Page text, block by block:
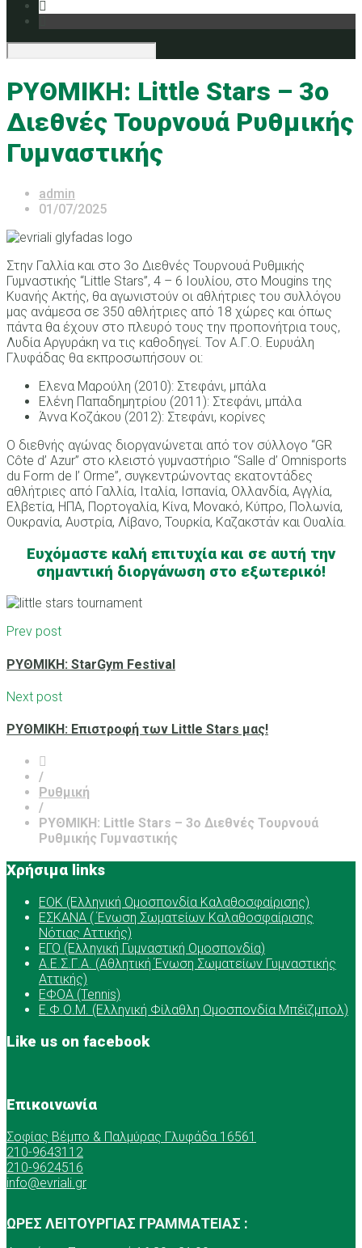
ΡΥΘΜΙΚΗ: Little Stars – 3ο
Διεθνές Τουρνουά Ρυθμικής
Γυμναστικής
admin
01/07/2025
Στην Γαλλία και στο 3ο Διεθνές Τουρνουά Ρυθμικής
Γυμναστικής “Little Stars”, 4 – 6 Ιουλίου, στο Mougins της
Κυανής Ακτής, θα αγωνιστούν οι αθλήτριες του συλλόγου
μας ανάμεσα σε 350 αθλήτριες από 18 χώρες και όπως
πάντα θα έχουν στο πλευρό τους την προπονήτρια τους,
Λυδία Αργυράκη να τις καθοδηγεί. Τον Α.Γ.Ο. Ευρυάλη
Γλυφάδας θα εκπροσωπήσουν οι:
Ελενα Μαρούλη (2010): Στεφάνι, μπάλα
Ελένη Παπαδημητρίου (2011): Στεφάνι, μπάλα
Άννα Κοζάκου (2012): Στεφάνι, κορίνες
Ο διεθνής αγώνας διοργανώνεται από τον σύλλογο “GR
Côte d’ Azur” στο κλειστό γυμναστήριο “Salle d’ Omnisports
du Form de l’ Orme”, συγκεντρώνοντας εκατοντάδες
αθλήτριες από Γαλλία, Ιταλία, Ισπανία, Ολλανδία, Αγγλία,
Ελβετία, ΗΠΑ, Πορτογαλία, Κίνα, Μονακό, Κύπρο, Πολωνία,
Ουκρανία, Αυστρία, Λίβανο, Τουρκία, Καζακστάν και Ουαλία.
Ευχόμαστε καλή επιτυχία και σε αυτή την
σημαντική διοργάνωση στο εξωτερικό!
Prev post
ΡΥΘΜΙΚΗ: StarGym Festival
Next post
ΡΥΘΜΙΚΗ: Επιστροφή των Little Stars μας!
/
Ρυθμική
/
ΡΥΘΜΙΚΗ: Little Stars – 3ο Διεθνές Τουρνουά
Ρυθμικής Γυμναστικής
Χρήσιμα links
ΕOK (Ελληνική Ομοσπονδία Καλαθοσφαίρισης)
ΕΣΚΑΝΑ ( Ένωση Σωματείων Καλαθοσφαίρισης
Νότιας Αττικής)
ΕΓΟ (Ελληνική Γυμναστική Ομοσπονδία)
Α.Ε.Σ.Γ.Α. (Αθλητική Ένωση Σωματείων Γυμναστικής
Αττικής)
ΕΦΟΑ (Tennis)
Ε.Φ.Ο.Μ. (Ελληνική Φίλαθλη Ομοσπονδία Μπέϊζμπολ)
Like us on facebook
Επικοινωνία
Σοφίας Βέμπο & Παλμύρας Γλυφάδα 16561
210-9643112
210-9624516
info@evriali.gr
ΩΡΕΣ ΛΕΙΤΟΥΡΓΙΑΣ ΓΡΑΜΜΑΤΕΙΑΣ :